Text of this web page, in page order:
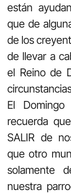
están
que de
de los
de llevar a
el Reino de
El
recuerda
SALIR de
que otro
solamente
nuestra